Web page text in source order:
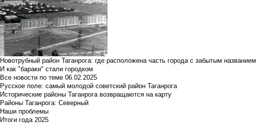
Новотрубный район Таганрога: где расположена часть города с забытым названием
И как "бараки" стали городком
Все новости по теме 06.02.2025
Русское поле: самый молодой советский район Таганрога
Исторические районы Таганрога возвращаются на карту
Районы Таганрога: Северный
Наши проблемы
Итоги года 2025